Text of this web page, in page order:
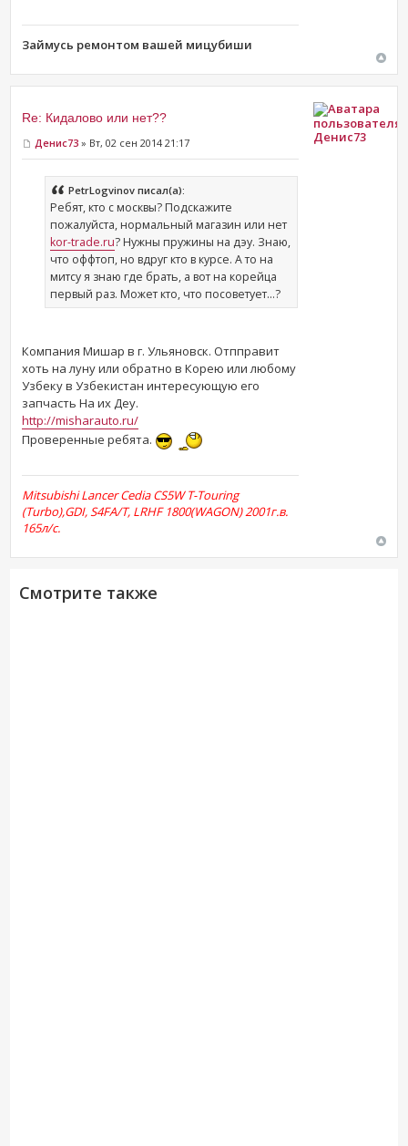
Займусь ремонтом вашей мицубиши
Re: Кидалово или нет??
Денис73 » Вт, 02 сен 2014 21:17
PetrLogvinov писал(а):
Ребят, кто с москвы? Подскажите
пожалуйста, нормальный магазин или нет
kor-trade.ru? Нужны пружины на дэу. Знаю,
что оффтоп, но вдруг кто в курсе. А то на
митсу я знаю где брать, а вот на корейца
первый раз. Может кто, что посоветует...?
Компания Мишар в г. Ульяновск. Отпправит
хоть на луну или обратно в Корею или любому
Узбеку в Узбекистан интересующую его
запчасть На их Деу.
http://misharauto.ru/
Проверенные ребята.
Mitsubishi Lancer Cedia CS5W T-Touring
(Turbo),GDI, S4FA/T, LRHF 1800(WAGON) 2001г.в.
165л/с.
Денис73
Смотрите также